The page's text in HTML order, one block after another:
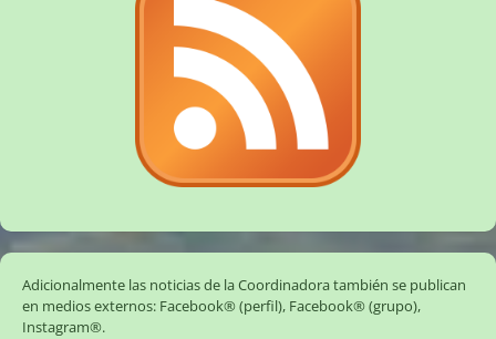
Adicionalmente las noticias de la Coordinadora también se publican
en medios externos: Facebook® (perfil), Facebook® (grupo),
Instagram®.